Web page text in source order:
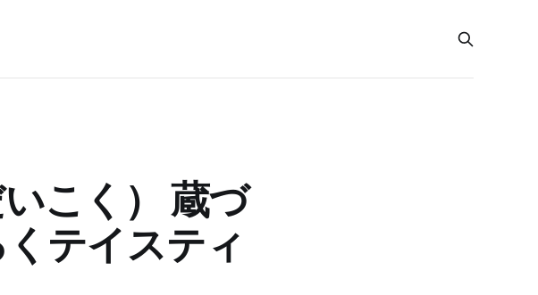
こく） 蔵づ
テイスティ